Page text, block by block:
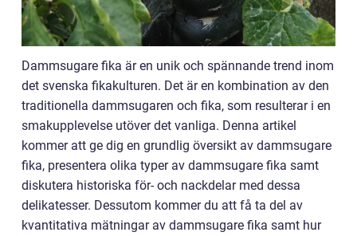
Dammsugare fika är en unik och spännande trend inom
det svenska fikakulturen. Det är en kombination av den
traditionella dammsugaren och fika, som resulterar i en
smakupplevelse utöver det vanliga. Denna artikel
kommer att ge dig en grundlig översikt av dammsugare
fika, presentera olika typer av dammsugare fika samt
diskutera historiska för- och nackdelar med dessa
delikatesser. Dessutom kommer du att få ta del av
kvantitativa mätningar av dammsugare fika samt hur